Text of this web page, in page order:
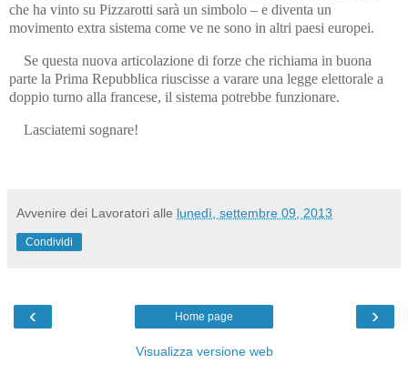
che ha vinto su Pizzarotti sarà un simbolo – e diventa un
movimento extra sistema come ve ne sono in altri paesi europei.
Se questa nuova articolazione di forze che richiama in buona
parte la Prima Repubblica riuscisse a varare una legge elettorale a
doppio turno alla francese, il sistema potrebbe funzionare.
Lasciatemi sognare!
Avvenire dei Lavoratori alle lunedì, settembre 09, 2013
Condividi
‹ ›
Home page
Visualizza versione web